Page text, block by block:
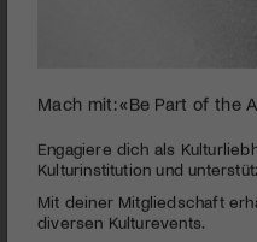
seconds
minutes,
58
Das Tanzfestival
Jubiläum
PUBLIZIERT AM 6.
Mach mit: «Be Part of the
Engagiere dich als
Kulturinstitution und
Mit deiner Mitgliedschaft
diversen Kulturevents.